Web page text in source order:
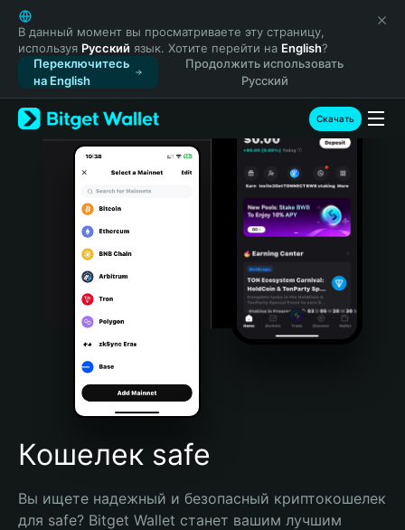
English
日本語
Tiếng Việt
Русский
Español (Latinoamérica)
Türkçe
Italiano
Português (Portugal)
Bahasa Indonesia
Português (Brasil)
Español (Argentina)
В данный момент вы просматриваете эту страницу,
используя Русский язык. Хотите перейти на English?
Переключитесь
на English
Продолжить использовать
Русский
Скачать
Кошелек safe
Вы ищете надежный и безопасный криптокошелек
для safe? Bitget Wallet станет вашим лучшим